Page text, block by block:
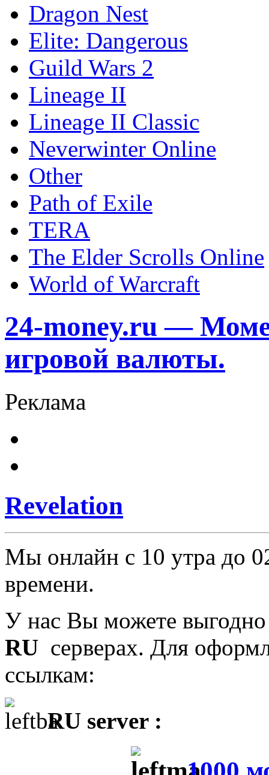
Dragon Nest
Elite: Dangerous
Guild Wars 2
Lineage II
Lineage II Classic
Neverwinter Online
Other
Path of Exile
TERA
The Elder Scrolls Online
World of Warcraft
24-money.ru —
игровой валюты.
Реклама
Revelation
Мы онлайн с 10 утра до
времени.
У нас Вы можете
RU серверах. Для
ссылкам:
RU server :